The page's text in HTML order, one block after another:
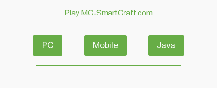
Play.MC-SmartCraft.com
Java
Mobile
PC